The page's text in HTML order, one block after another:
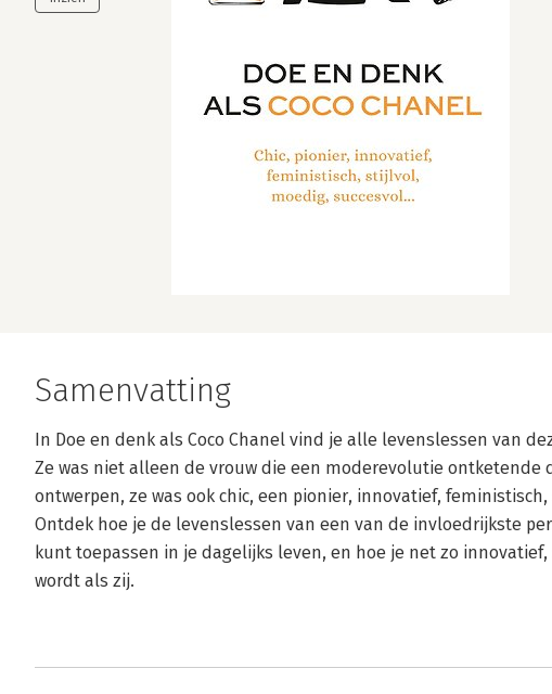
Samenvatting
In Doe en denk als Coco Chanel vind je alle levenslessen van
Ze was niet alleen de vrouw die een moderevolutie ontketende
ontwerpen, ze was ook chic, een pionier, innovatief,
Ontdek hoe je de levenslessen van een van de invloedrijkste
kunt toepassen in je dagelijks leven, en hoe je net zo
wordt als zij.